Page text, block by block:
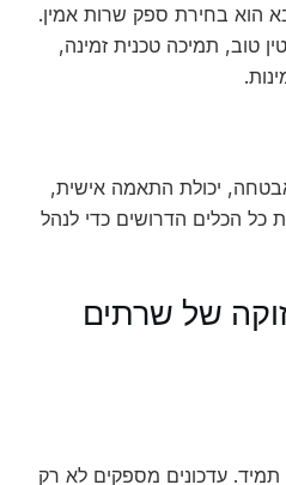
הוא בחירת ספק שרות אמין.
טוב, תמיכה טכנית זמינה,
אבטחה, יכולת התאמה אישית,
כל הכלים הדרושים כדי לנהל
של שרתים
עדכונים מספקים לא רק